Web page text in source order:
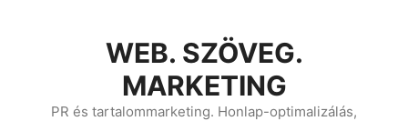
WEB. SZÖVEG.
MARKETING
PR és tartalommarketing. Honlap-optimalizálás,